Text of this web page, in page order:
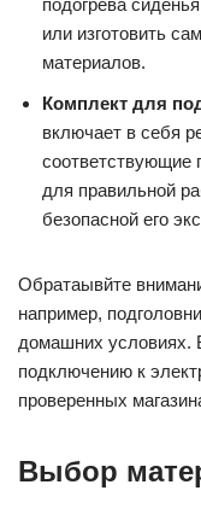
или изготовить
материалов.
Комплект для
включает в себя
соответствующие
для правильной
безопасной его
Обратаывйте
например,
домашних условиях.
подключению к
проверенных
Выбор